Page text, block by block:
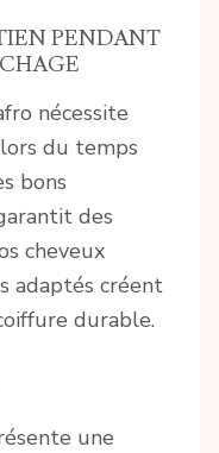
PENDANT
nécessite
du temps
bons
des
cheveux
adaptés créent
durable.
une